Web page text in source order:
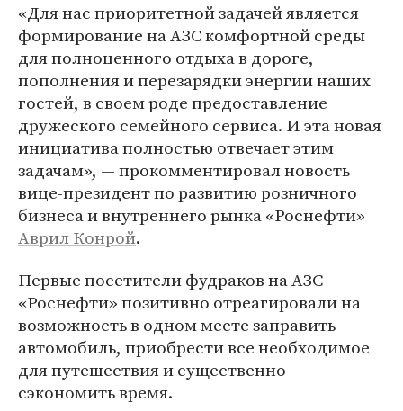
«Для нас приоритетной задачей является
формирование на АЗС комфортной среды
для полноценного отдыха в дороге,
пополнения и перезарядки энергии наших
гостей, в своем роде предоставление
дружеского семейного сервиса. И эта новая
инициатива полностью отвечает этим
задачам», — прокомментировал новость
вице-президент по развитию розничного
бизнеса и внутреннего рынка «Роснефти»
Аврил Конрой.
Первые посетители фудраков на АЗС
«Роснефти» позитивно отреагировали на
возможность в одном месте заправить
автомобиль, приобрести все необходимое
для путешествия и существенно
сэкономить время.